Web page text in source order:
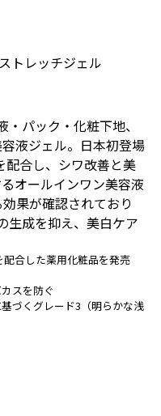
トレッチジェル
パック・化粧下地、
液ジェル。日本初登場
合し、シワ改善と美
オールインワン美容液
果が確認されており
生成を抑え、美白ケア
合した薬用化粧品を発売
スを防ぐ
づくグレード3（明らかな浅